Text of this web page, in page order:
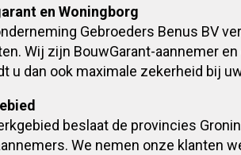
en Woningborg
Gebroeders Benus BV
Wij zijn BouwGarant-aannemer
u dan ook maximale zekerheid bij
beslaat de provincies
We nemen onze klanten